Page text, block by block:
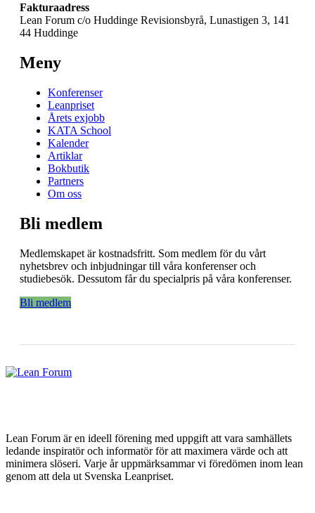
Fakturaadress
Lean Forum c/o Huddinge Revisionsbyrå, Lunastigen 3, 141
44 Huddinge
Meny
Konferenser
Leanpriset
Årets exjobb
KATA School
Kalender
Artiklar
Bokbutik
Partners
Om oss
Bli medlem
Medlemskapet är kostnadsfritt. Som medlem för du vårt
nyhetsbrev och inbjudningar till våra konferenser och
studiebesök. Dessutom får du specialpris på våra konferenser.
Bli medlem
Lean Forum är en ideell förening med uppgift att vara samhällets
ledande inspiratör och informatör för att maximera värde och att
minimera slöseri. Varje år uppmärksammar vi föredömen inom lean
genom att dela ut Svenska Leanpriset.